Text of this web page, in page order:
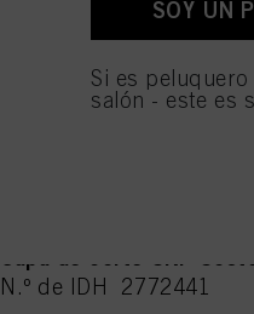
SKP Bol de Color
N.º de IDH 2772441
SOY UN
Si es
salón - este es
personales